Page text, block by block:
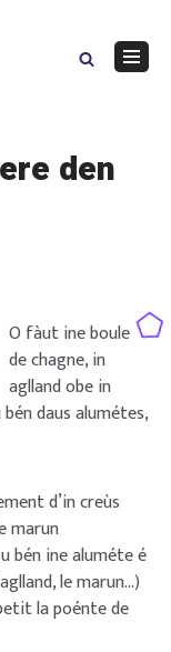
den
O fàut ine boule
de chagne, in
aglland obe in
daus alumétes,
d’in creùs
marun
bén ine aluméte é
le marun…)
la poénte de